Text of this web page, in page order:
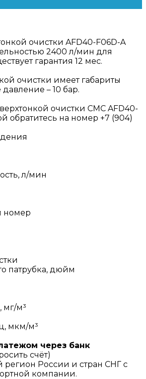
очистки AFD40-F06D-A
2400 л/мин для
гарантия 12 мес.
очистки имеет габариты
– 10 бар.
очистки СМС AFD40-
обратитесь на номер +7 (904)
л/мин
номер
патрубка, дюйм
мг/м³
мкм/м³
через банк
счёт)
регион России и стран СНГ с
компании.